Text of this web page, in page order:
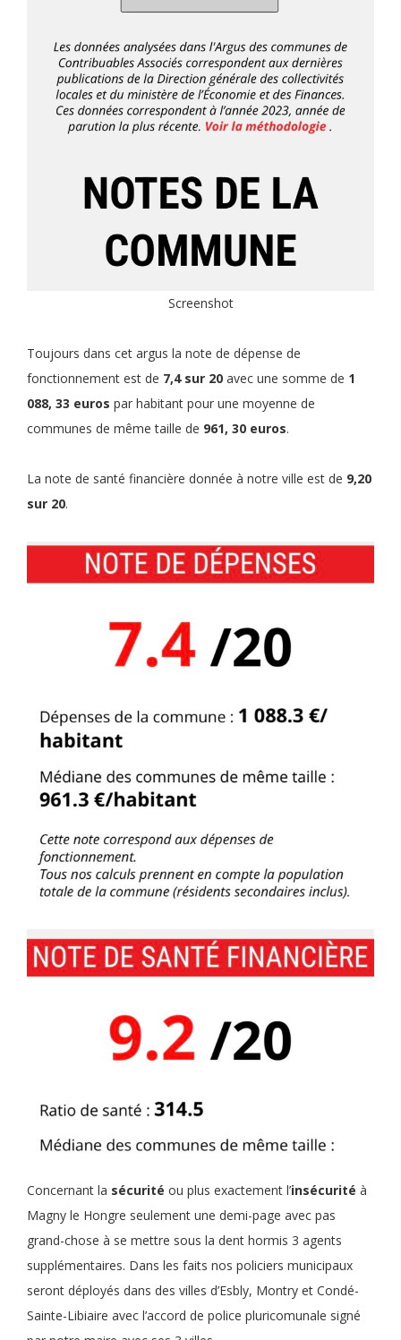
Screenshot
Toujours dans cet argus la note de dépense de
fonctionnement est de 7,4 sur 20 avec une somme de 1
088, 33 euros par habitant pour une moyenne de
communes de même taille de 961, 30 euros.
La note de santé financière donnée à notre ville est de 9,20
sur 20.
Concernant la sécurité ou plus exactement l’insécurité à
Magny le Hongre seulement une demi-page avec pas
grand-chose à se mettre sous la dent hormis 3 agents
supplémentaires. Dans les faits nos policiers municipaux
seront déployés dans des villes d’Esbly, Montry et Condé-
Sainte-Libiaire avec l’accord de police pluricomunale signé